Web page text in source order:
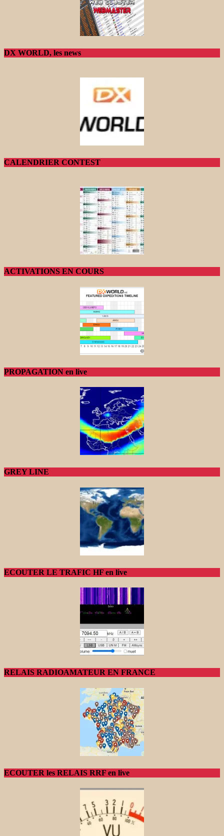
DX WORLD, les news
CALENDRIER CONTEST
ACTIVATIONS EN COURS
PROPAGATION en live
GREY LINE
ECOUTER LE TRAFIC HF en live
RELAIS RADIOAMATEUR EN FRANCE
ECOUTER les RELAIS RRF en live